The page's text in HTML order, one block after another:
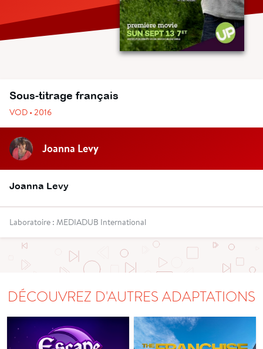
Sous-titrage français
VOD • 2016
Joanna Levy
Joanna Levy
Laboratoire : MEDIADUB International
DÉCOUVREZ D'AUTRES ADAPTATIONS